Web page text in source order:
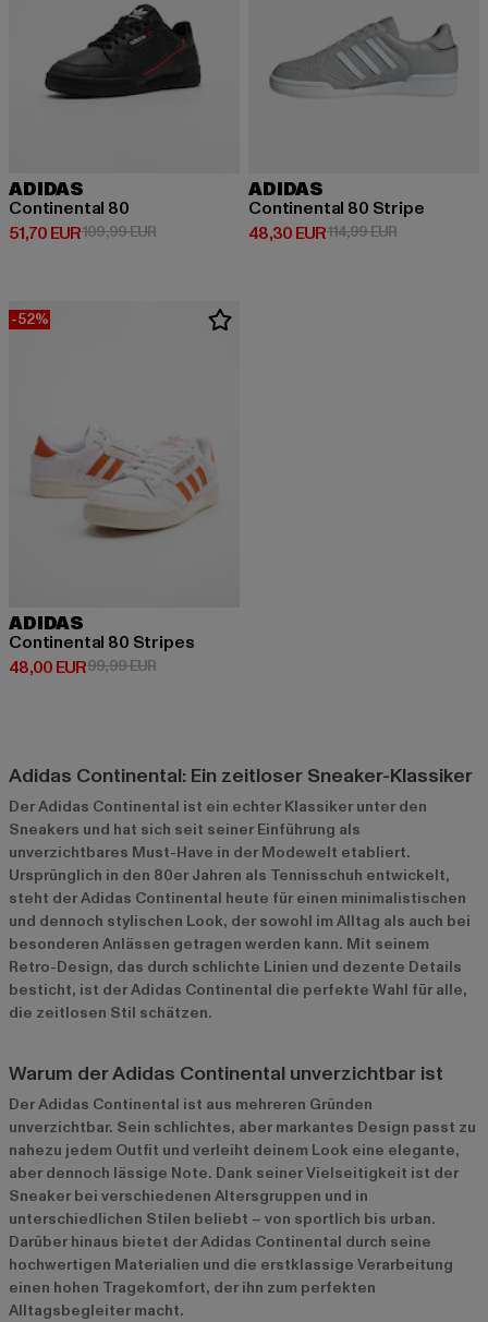
ADIDAS
Continental 80
51,70 EUR
Derzeitiger Preis: 51,70 EUR
109,99 EURAktionspreis: 109,99 EUR
ADIDAS
Continental 80 Stripe
48,30 EUR
Derzeitiger Preis: 48,30 EUR
114,99 EURAktionspreis:
-52%
ADIDAS
Continental 80 Stripes
48,00 EUR
Derzeitiger Preis: 48,00 EUR
99,99 EURAktionspreis: 99,99 EUR
Adidas Continental: Ein zeitloser Sneaker-Klassiker
Der Adidas Continental ist ein echter Klassiker unter den
Sneakers und hat sich seit seiner Einführung als
unverzichtbares Must-Have in der Modewelt etabliert.
Ursprünglich in den 80er Jahren als Tennisschuh entwickelt,
steht der Adidas Continental heute für einen minimalistischen
und dennoch stylischen Look, der sowohl im Alltag als auch bei
besonderen Anlässen getragen werden kann. Mit seinem
Retro-Design, das durch schlichte Linien und dezente Details
besticht, ist der Adidas Continental die perfekte Wahl für alle,
die zeitlosen Stil schätzen.
Warum der Adidas Continental unverzichtbar ist
Der Adidas Continental ist aus mehreren Gründen
unverzichtbar. Sein schlichtes, aber markantes Design passt zu
nahezu jedem Outfit und verleiht deinem Look eine elegante,
aber dennoch lässige Note. Dank seiner Vielseitigkeit ist der
Sneaker bei verschiedenen Altersgruppen und in
unterschiedlichen Stilen beliebt – von sportlich bis urban.
Darüber hinaus bietet der Adidas Continental durch seine
hochwertigen Materialien und die erstklassige Verarbeitung
einen hohen Tragekomfort, der ihn zum perfekten
Alltagsbegleiter macht.